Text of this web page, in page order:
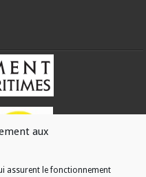
aux
assurent le fonctionnement